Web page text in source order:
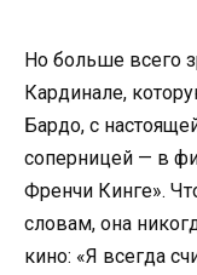
Но больше всего
Кардинале,
Бардо, с
соперницей — в
Френчи Кинге».
словам, она
кино: «Я всегда